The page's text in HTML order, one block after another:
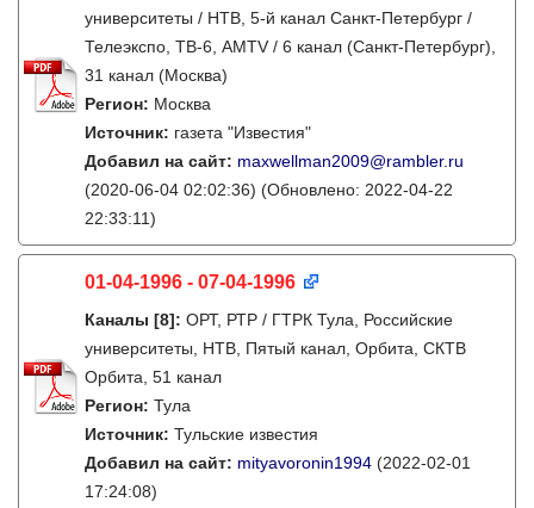
университеты / НТВ, 5-й канал Санкт-Петербург /
Телеэкспо, ТВ-6, AMTV / 6 канал (Санкт-Петербург),
31 канал (Москва)
Регион: Москва
Источник: газета "Известия"
Добавил на сайт: maxwellman2009@rambler.ru
(2020-06-04 02:02:36) (Обновлено: 2022-04-22
22:33:11)
01-04-1996 - 07-04-1996
Каналы [8]: ОРТ, РТР / ГТРК Тула, Российские
университеты, НТВ, Пятый канал, Орбита, СКТВ
Орбита, 51 канал
Регион: Тула
Источник: Тульские известия
Добавил на сайт: mityavoronin1994 (2022-02-01
17:24:08)